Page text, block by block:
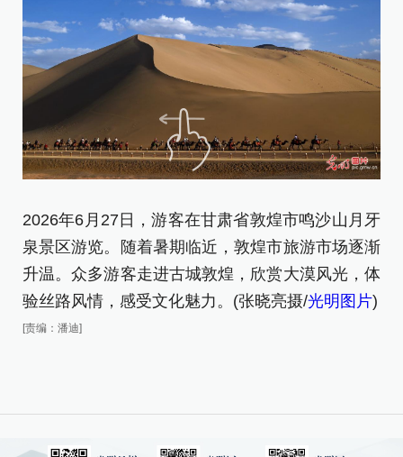
2026年6月27日，游客在甘肃省敦煌市鸣沙山月牙
泉景区游览。随着暑期临近，敦煌市旅游市场逐渐
升温。众多游客走进古城敦煌，欣赏大漠风光，体
验丝路风情，感受文化魅力。(张晓亮摄/光明图片)
[责编：潘迪]